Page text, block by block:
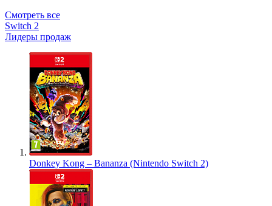
Смотреть все
Switch 2
Лидеры продаж
Donkey Kong – Bananza (Nintendo Switch 2)